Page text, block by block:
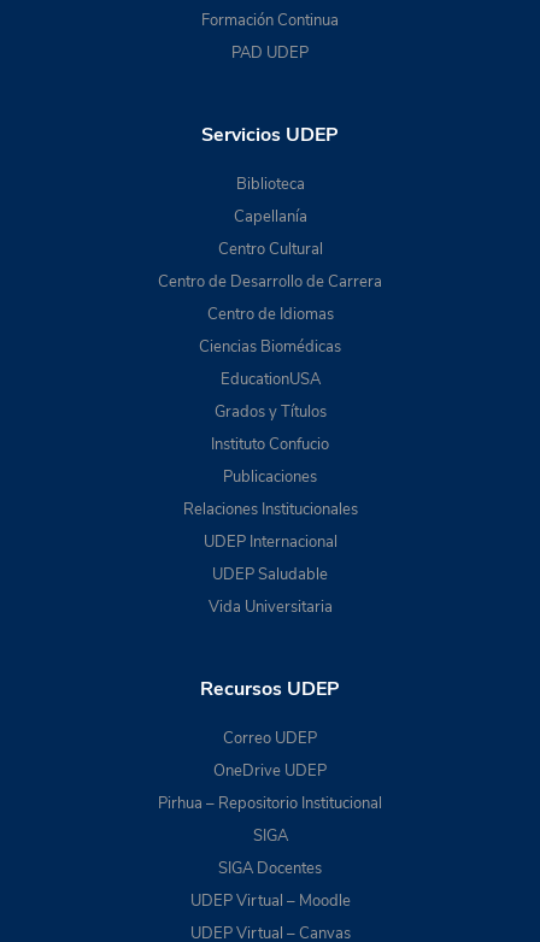
Formación Continua
PAD UDEP
Servicios UDEP
Biblioteca
Capellanía
Centro Cultural
Centro de Desarrollo de Carrera
Centro de Idiomas
Ciencias Biomédicas
EducationUSA
Grados y Títulos
Instituto Confucio
Publicaciones
Relaciones Institucionales
UDEP Internacional
UDEP Saludable
Vida Universitaria
Recursos UDEP
Correo UDEP
OneDrive UDEP
Pirhua – Repositorio Institucional
SIGA
SIGA Docentes
UDEP Virtual – Moodle
UDEP Virtual – Canvas